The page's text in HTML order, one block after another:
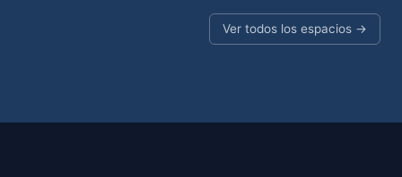
Ver todos los espacios →